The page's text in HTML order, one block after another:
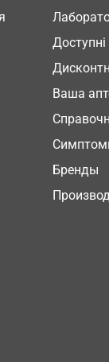
Доступні
Ваша
Бренды